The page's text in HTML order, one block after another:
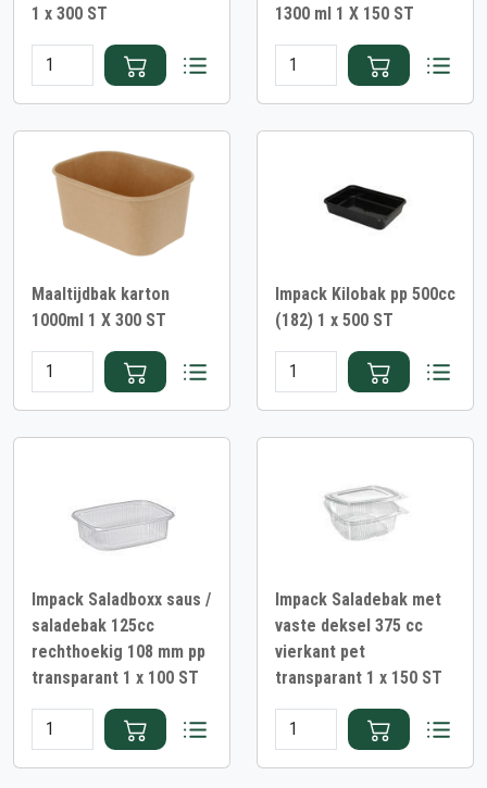
1 x 300 ST
1300 ml 1 X 150 ST
Maaltijdbak karton
1000ml 1 X 300 ST
Impack Kilobak pp 500cc
(182) 1 x 500 ST
Impack Saladboxx saus /
saladebak 125cc
rechthoekig 108 mm pp
transparant 1 x 100 ST
Impack Saladebak met
vaste deksel 375 cc
vierkant pet
transparant 1 x 150 ST